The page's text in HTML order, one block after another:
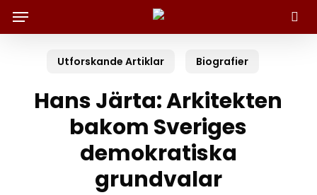
Sök
Menu
Utforskande Artiklar Biografier
Hans Järta: Arkitekten
bakom Sveriges
demokratiska
grundvalar